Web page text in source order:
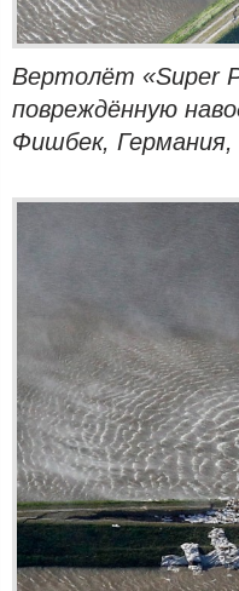
Вертолёт «Super
повреждённую
Фишбек, Германия,